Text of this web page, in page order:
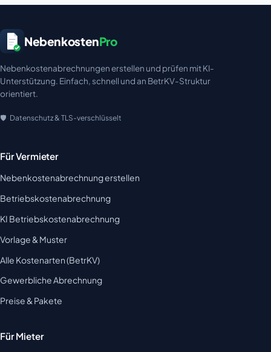
NebenkostenPro
Nebenkostenabrechnungen erstellen und prüfen mit KI-
Unterstützung. Einfach, schnell und an BetrKV-Struktur
orientiert.
Datenschutz & TLS-verschlüsselt
Für Vermieter
Nebenkostenabrechnung erstellen
Betriebskostenabrechnung
KI Betriebskostenabrechnung
Vorlage & Muster
Alle Kostenarten (BetrKV)
Gewerbliche Abrechnung
Preise & Pakete
Für Mieter